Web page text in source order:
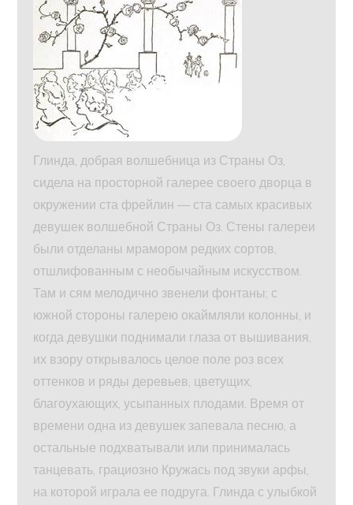
Глинда, добрая волшебница из Страны Оз,
сидела на просторной галерее своего дворца в
окружении ста фрейлин — ста самых красивых
девушек волшебной Страны Оз. Стены галереи
были отделаны мрамором редких сортов,
отшлифованным с необычайным искусством.
Там и сям мелодично звенели фонтаны; с
южной стороны галерею окаймляли колонны, и
когда девушки поднимали глаза от вышивания,
их взору открывалось целое поле роз всех
оттенков и ряды деревьев, цветущих,
благоухающих, усыпанных плодами. Время от
времени одна из девушек запевала песню, а
остальные подхватывали или принималась
танцевать, грациозно Кружась под звуки арфы,
на которой играла ее подруга. Глинда с улыбкой